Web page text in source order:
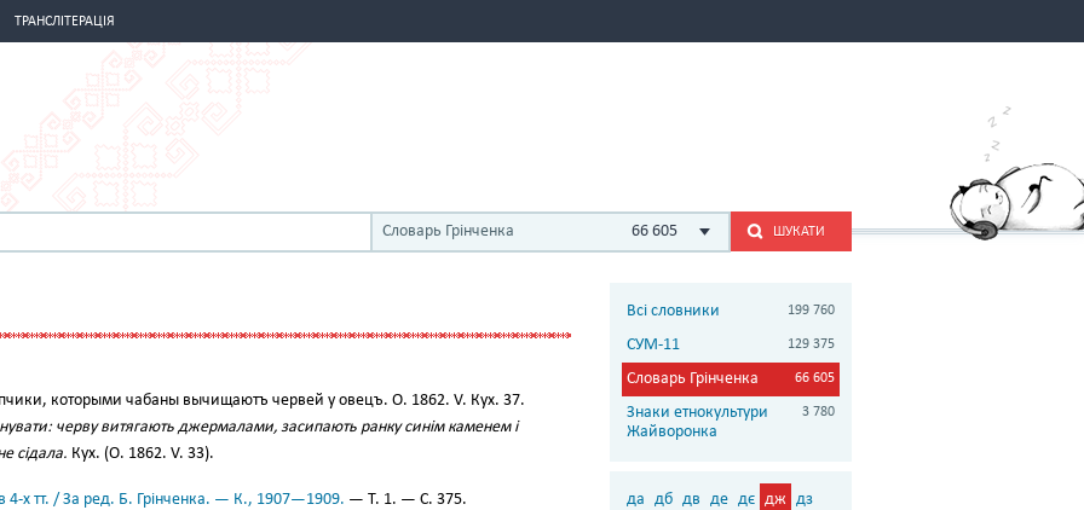
ТРАНСЛІТЕРАЦІЯ
Словарь Грінченка 66 605 ШУКАТИ
которыми чабаны вычищаютъ червей у овецъ. О. 1862. V. Кух. 37.
черву витягають джермалами, засипають ранку синім каменем і
сідала. Кух. (О. 1862. V. 33).
4-х тт. / За ред. Б. Грінченка. — К., 1907—1909. — Т. 1. — С. 375.
Всі словники 199 760
СУМ-11 129 375
Словарь Грінченка 66 605
Знаки етнокультури
Жайворонка
3 780
да дб дв де дє дж дз